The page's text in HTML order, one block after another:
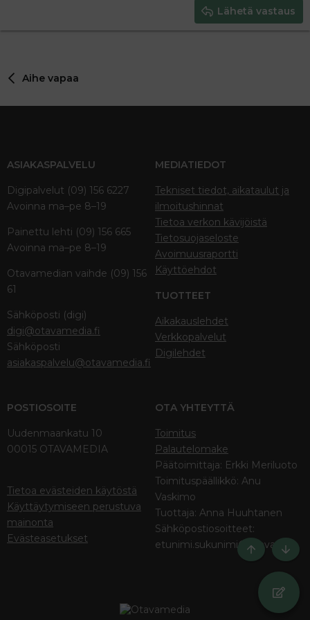
Lähetä vastaus
Aihe vapaa
ASIAKASPALVELU
Digipalvelut (09) 156 6227
Avoinna ma–pe 8–19
Painettu lehti (09) 156 665
Avoinna ma–pe 8–19
Otavamedian vaihde (09) 156
61
Sähköposti (digi)
digi@otavamedia.fi
Sähköposti
asiakaspalvelu@otavamedia.fi
MEDIATIEDOT
Tekniset tiedot, aikataulut ja
ilmoitushinnat
Tietoa verkon kävijöistä
Tietosuojaseloste
Avoimuusraportti
Käyttöehdot
TUOTTEET
Aikakauslehdet
Verkkopalvelut
Digilehdet
POSTIOSOITE
Uudenmaankatu 10
00015 OTAVAMEDIA
Tietoa evästeiden käytöstä
Käyttäytymiseen perustuva
mainonta
Evästeasetukset
OTA YHTEYTTÄ
Toimitus
Palautelomake
Päätoimittaja: Erkki Meriluoto
Toimituspäällikkö: Anu
Vaskimo
Tuottaja: Anna Huuhtanen
Sähköpostiosoitteet:
etunimi.sukunimi@otava.fi
Ylös